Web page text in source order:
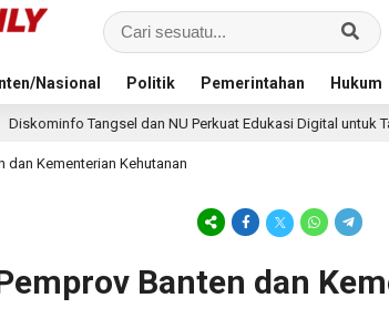
Nasional Politik Pemerintahan Hukum
dan NU Perkuat Edukasi Digital untuk Tangkal
dan Kementerian Kehutanan
Banten dan